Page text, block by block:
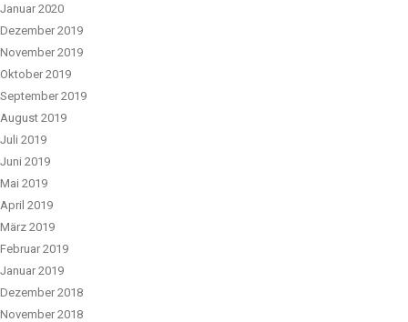
Januar 2020
Dezember 2019
November 2019
Oktober 2019
September 2019
August 2019
Juli 2019
Juni 2019
Mai 2019
April 2019
März 2019
Februar 2019
Januar 2019
Dezember 2018
November 2018